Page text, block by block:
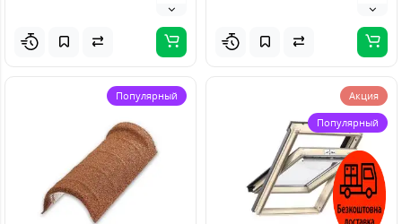
Популярный
Акция
Популярный